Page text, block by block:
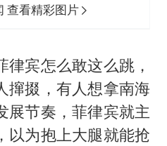
查看精彩图片
宾怎么敢这么跳，
撺掇，有人想拿南海
展节奏，菲律宾就主
以为抱上大腿就能抢